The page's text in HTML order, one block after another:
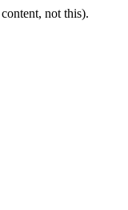
not this).